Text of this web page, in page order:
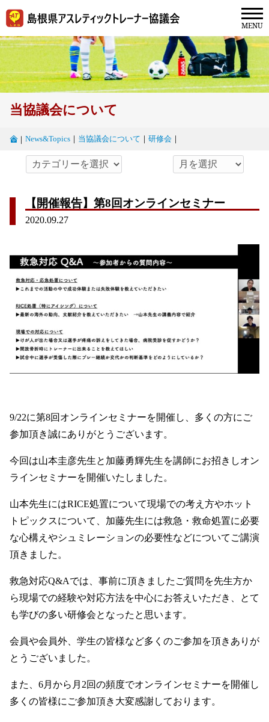
当協議会について
｜ News&Topics 当協議会について 研修会
【開催報告】第8回オンラインセミナー
2020.09.27
9/22に第8回オンラインセミナーを開催し、多くの方にご
参加頂き誠にありがとうございます。
今回は山本圭彦先生と加藤勇輝先生を講師にお招きしオン
ラインセミナーを開催いたしました。
山本先生にはRICE処置について現場での考え方やホット
トピックスについて、加藤先生には救急・救命処置に必要
な心構えやシュミレーションの必要性などについてご講演
頂きました。
救急対応Q&Aでは、事前に頂きましたご質問を先生方か
ら現場での経験や対応方法を中心にお答えいただき、とて
も学びの多い研修会となったと思います。
会員や会員外、学生の皆様など多くのご参加を頂きありが
とうございました。
また、6月から月2回の頻度でオンラインセミナーを開催し
多くの皆様にご参加頂き大変感謝しております。